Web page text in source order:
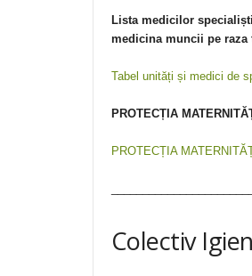
Lista medicilor
medicina muncii pe
Tabel unități și medici de
PROTECȚIA
PROTECȚIA
Colectiv